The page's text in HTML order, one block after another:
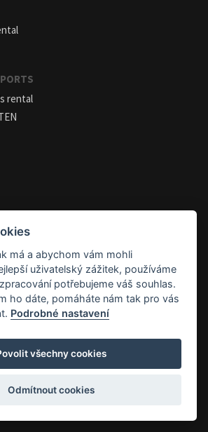
rental
má a abychom vám mohli
uživatelský zážitek, používáme
potřebujeme váš souhlas.
ho dáte, pomáháte nám tak pro vás
Podrobné nastavení
všechny cookies
Odmítnout cookies